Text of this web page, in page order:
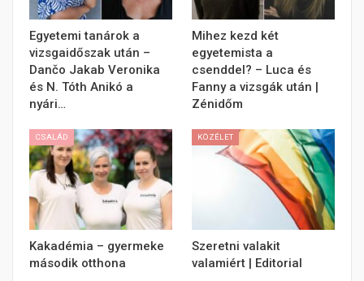
Egyetemi tanárok a
vizsgaidőszak után –
Dančo Jakab Veronika
és N. Tóth Anikó a
nyári…
Mihez kezd két
egyetemista a
csenddel? – Luca és
Fanny a vizsgák után |
Zénidőm
CSALÁD
Kakadémia – gyermeke
második otthona
KÖZÉLET
Szeretni valakit
valamiért | Editorial